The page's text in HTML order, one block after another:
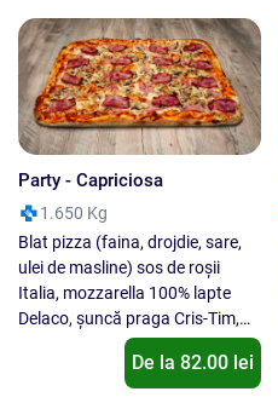
Party - Capriciosa
1.650 Kg
Blat pizza (faina, drojdie, sare,
ulei de masline) sos de roșii
Italia, mozzarella 100% lapte
Delaco, șuncă praga Cris-Tim,
bacon Cris-Tim, ciuperci,
oregano. Nu se inlocuieste un
ingredient cu alt ingredient !
De la 82.00 lei